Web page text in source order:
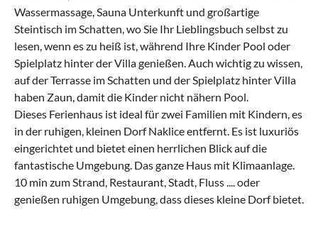
Wassermassage, Sauna Unterkunft und großartige
Steintisch im Schatten, wo Sie Ihr Lieblingsbuch selbst zu
lesen, wenn es zu heiß ist, während Ihre Kinder Pool oder
Spielplatz hinter der Villa genießen. Auch wichtig zu wissen,
auf der Terrasse im Schatten und der Spielplatz hinter Villa
haben Zaun, damit die Kinder nicht nähern Pool.
Dieses Ferienhaus ist ideal für zwei Familien mit Kindern, es
in der ruhigen, kleinen Dorf Naklice entfernt. Es ist luxuriös
eingerichtet und bietet einen herrlichen Blick auf die
fantastische Umgebung. Das ganze Haus mit Klimaanlage.
10 min zum Strand, Restaurant, Stadt, Fluss .... oder
genießen ruhigen Umgebung, dass dieses kleine Dorf bietet.